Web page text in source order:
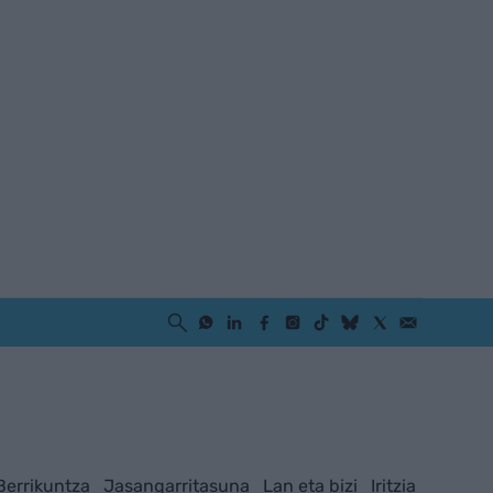
Jasangarritasuna Lan eta bizi Iritzia